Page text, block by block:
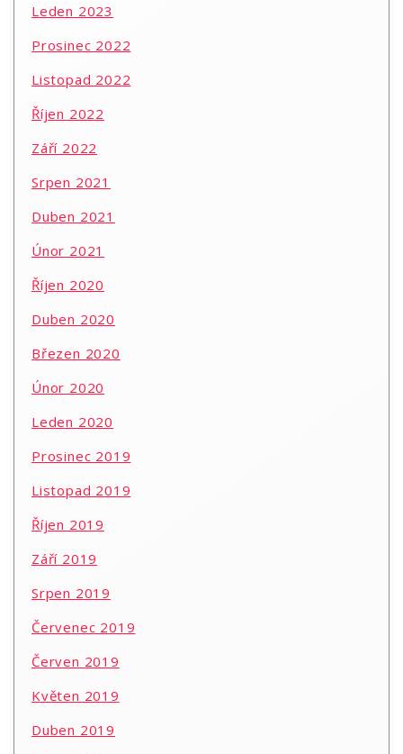
Leden 2023
Prosinec 2022
Listopad 2022
Říjen 2022
Září 2022
Srpen 2021
Duben 2021
Únor 2021
Říjen 2020
Duben 2020
Březen 2020
Únor 2020
Leden 2020
Prosinec 2019
Listopad 2019
Říjen 2019
Září 2019
Srpen 2019
Červenec 2019
Červen 2019
Květen 2019
Duben 2019